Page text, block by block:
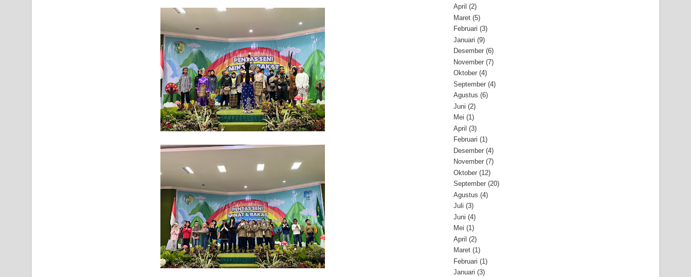
April (2)
Maret (5)
Februari (3)
Januari (9)
Desember (6)
November (7)
Oktober (4)
September (4)
Agustus (6)
Juni (2)
Mei (1)
April (3)
Februari (1)
Desember (4)
November (7)
Oktober (12)
September (20)
Agustus (4)
Juli (3)
Juni (4)
Mei (1)
April (2)
Maret (1)
Februari (1)
Januari (3)